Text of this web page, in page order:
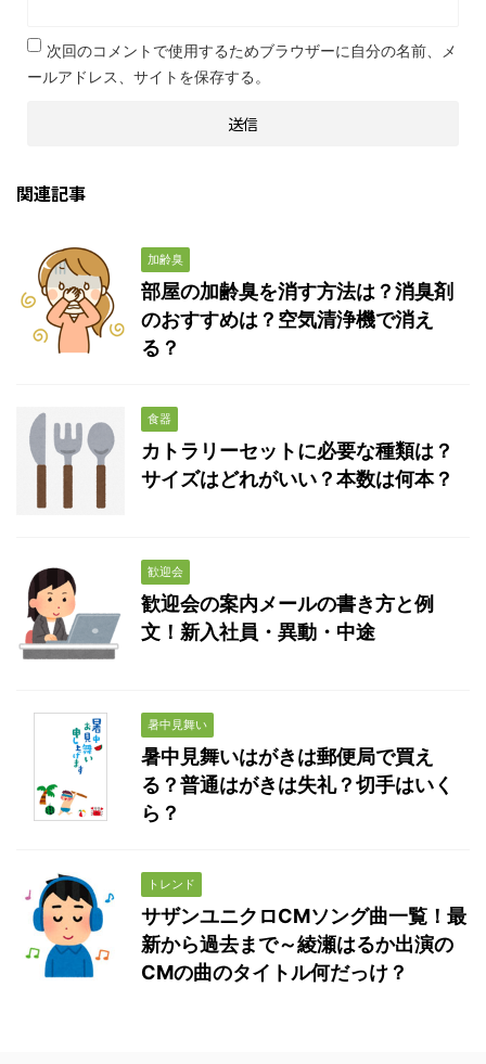
次回のコメントで使用するためブラウザーに自分の名前、メ
ールアドレス、サイトを保存する。
関連記事
加齢臭
部屋の加齢臭を消す方法は？消臭剤
のおすすめは？空気清浄機で消え
る？
食器
カトラリーセットに必要な種類は？
サイズはどれがいい？本数は何本？
歓迎会
歓迎会の案内メールの書き方と例
文！新入社員・異動・中途
暑中見舞い
暑中見舞いはがきは郵便局で買え
る？普通はがきは失礼？切手はいく
ら？
トレンド
サザンユニクロCMソング曲一覧！最
新から過去まで～綾瀬はるか出演の
CMの曲のタイトル何だっけ？